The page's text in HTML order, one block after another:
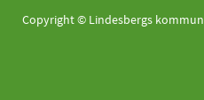
Copyright © Lindesbergs kommun